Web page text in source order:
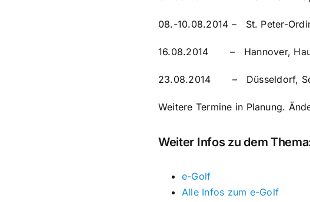
08.-10.08.2014 – St. Peter-
16.08.2014 – Hannover,
23.08.2014 – Düsseldorf,
Weitere Termine in Planung.
Weiter Infos zu dem
e-Golf
Alle Infos zum e-Golf